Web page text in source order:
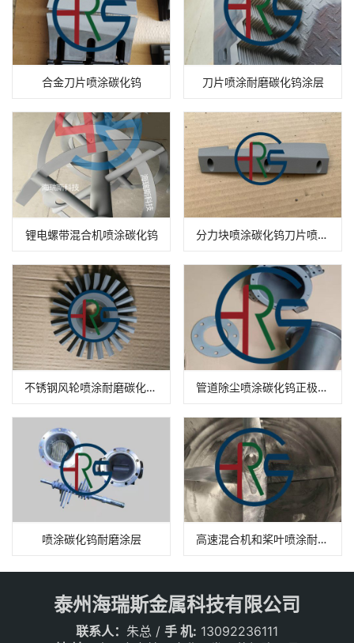
合金刀片喷涂碳化钨 刀片喷涂耐磨碳化钨涂层
锂电螺带混合机喷涂碳化钨 分力块喷涂碳化钨刀片喷涂碳化钨
不锈钢风轮喷涂耐磨碳化钨涂层 管道除尘喷涂碳化钨正极材料锂电专用
喷涂碳化钨耐磨涂层 高速混合机和桨叶喷涂耐磨碳化钨
泰州海瑞斯金属科技有限公司
联系人： 朱总 / 手 机: 13092236111